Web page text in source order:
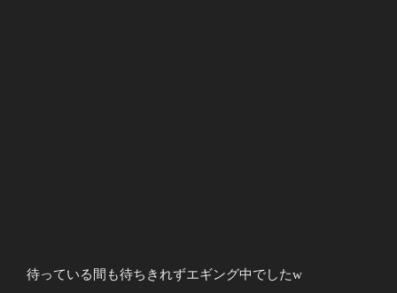
待っている間も待ちきれずエギング中でしたw